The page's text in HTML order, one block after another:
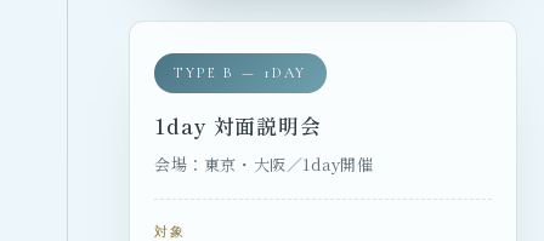
TYPE B — 1DAY
1day 対面説明会
会場：東京・大阪／1day開催
対象